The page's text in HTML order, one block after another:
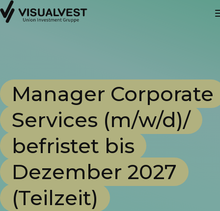
Manager Corporate
Services (m/w/d)/
befristet bis
Dezember 2027
(Teilzeit)